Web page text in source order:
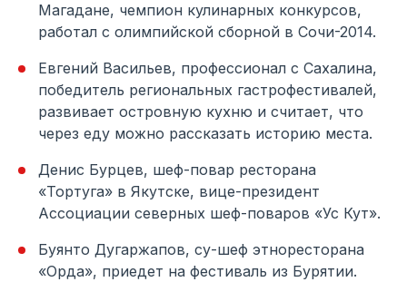
Магадане, чемпион кулинарных конкурсов,
работал с олимпийской сборной в Сочи-2014.
Евгений Васильев, профессионал с Сахалина,
победитель региональных гастрофестивалей,
развивает островную кухню и считает, что
через еду можно рассказать историю места.
Денис Бурцев, шеф-повар ресторана
«Тортуга» в Якутске, вице-президент
Ассоциации северных шеф-поваров «Ус Кут».
Буянто Дугаржапов, су-шеф этноресторана
«Орда», приедет на фестиваль из Бурятии.